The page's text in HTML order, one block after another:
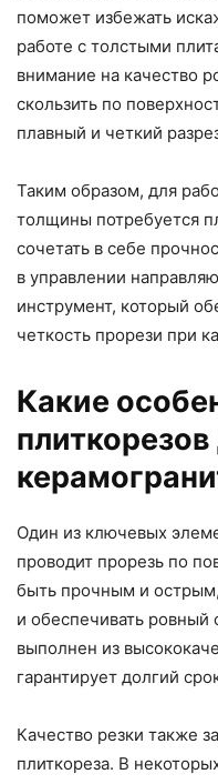
поможет избежать
работе с толстыми
внимание на качество
скользить по
плавный и четкий
Таким образом, для
толщины потребуется
сочетать в себе
в управлении
инструмент, который
четкость прорези при
Какие
плиткорезов
Один из ключевых
проводит прорезь по
быть прочным и
и обеспечивать ровный
выполнен из
гарантирует долгий
Качество резки также
плиткореза. В